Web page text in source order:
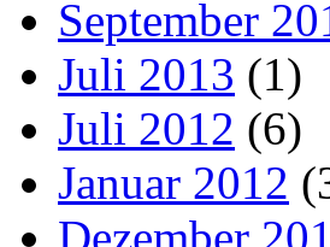
September
Juli 2013 (1)
Juli 2012 (6)
Januar 2012
Dezember